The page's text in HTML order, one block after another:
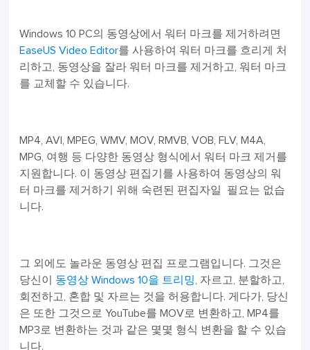
Windows 10 PC의 동영상에서 워터 마크를 제거하려면
EaseUS Video Editor를 사용하여 워터 마크를 흐리게 처
리하고, 동영상을 잘라 워터 마크를 제거하고, 워터 마크
를 교체할 수 있습니다.
MP4, AVI, MPEG, WMV, MOV, RMVB, VOB, FLV, M4A,
MPG, 여행 등 다양한 동영상 형식에서 워터 마크 제거를
지원합니다. 이 동영상 편집기를 사용하여 동영상의 워
터 마크를 제거하기 위해 숙련된 편집자일 필요는 없습
니다.
그 외에도 놀라운 동영상 편집 프로그램입니다. 그것은
당신이 동영상 Windows 10을 트리밍
, 자르고, 분할하고,
회전하고, 혼합 및 자르는 것을 허용합니다. 게다가, 당신
은 또한 그것으로 YouTube를 MOV로 변환하고, MP4를
MP3로 변환하는 것과 같은 몇몇 형식 변환을 할 수 있습
니다.